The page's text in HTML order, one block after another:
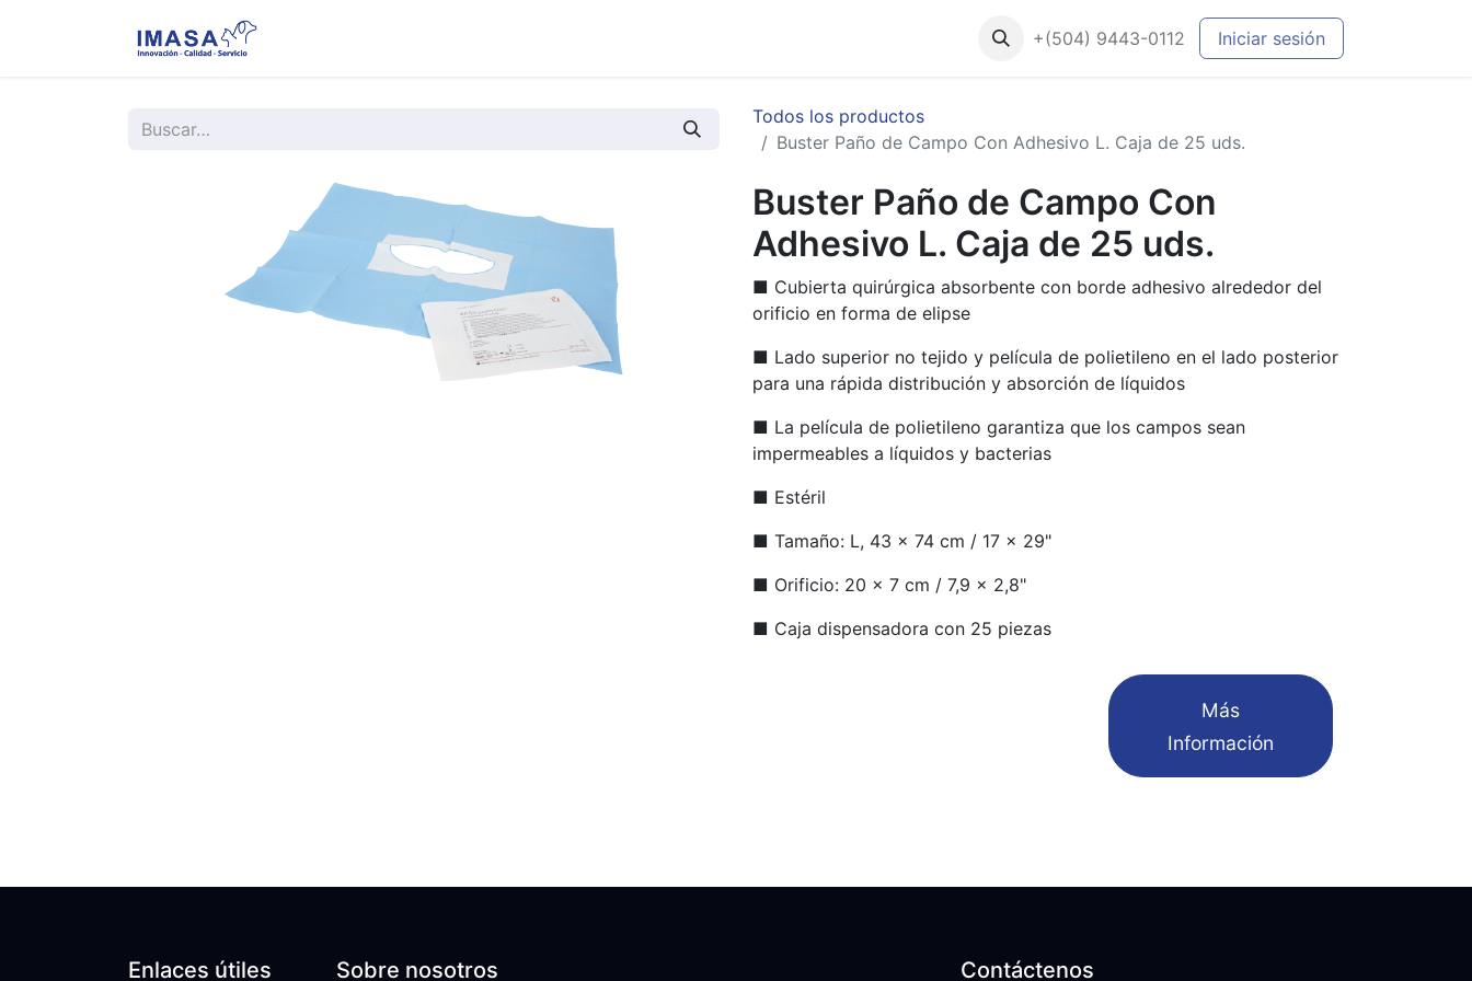
+(504) 9443-0112 Iniciar sesión
Todos los productos
Buster Paño de Campo Con Adhesivo L. Caja de 25 uds.
Buster Paño de Campo Con
Adhesivo L. Caja de 25 uds.
■ Cubierta quirúrgica absorbente con borde adhesivo alrededor del
orificio en forma de elipse
■ Lado superior no tejido y película de polietileno en el lado posterior
para una rápida distribución y absorción de líquidos
■ La película de polietileno garantiza que los campos sean
impermeables a líquidos y bacterias
■ Estéril
■ Tamaño: L, 43 x 74 cm / 17 x 29"
■ Orificio: 20 x 7 cm / 7,9 x 2,8"
■ Caja dispensadora con 25 piezas
​Más
Información
Enlaces útiles Sobre nosotros Contáctenos